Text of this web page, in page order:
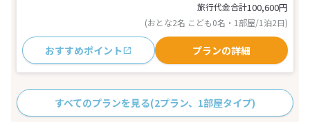
旅行代金合計100,600円
(おとな2名 こども0名・1部屋/1泊2日)
おすすめポイント プランの詳細
すべてのプランを見る(2プラン、1部屋タイプ)